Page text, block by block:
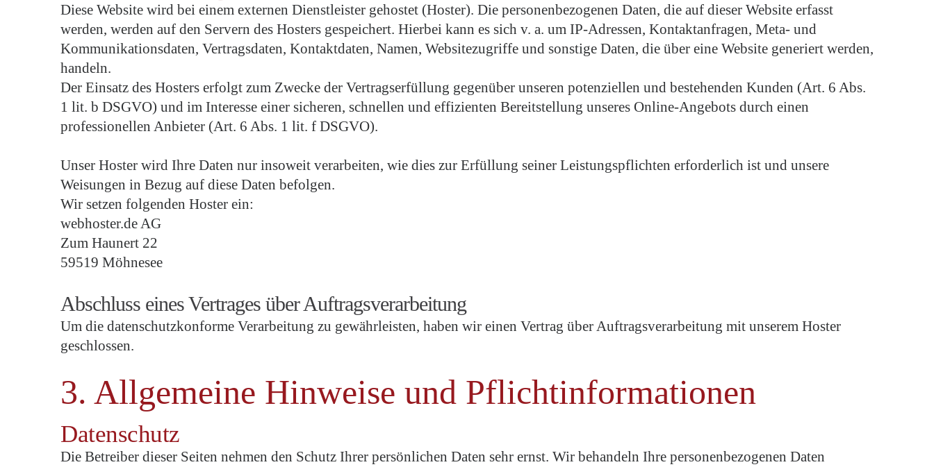
Diese Website wird bei einem externen Dienstleister gehostet (Hoster). Die personenbezogenen Daten, die auf dieser Website erfasst
werden, werden auf den Servern des Hosters gespeichert. Hierbei kann es sich v. a. um IP-Adressen, Kontaktanfragen, Meta- und
Kommunikationsdaten, Vertragsdaten, Kontaktdaten, Namen, Websitezugriffe und sonstige Daten, die über eine Website generiert werden,
handeln.
Der Einsatz des Hosters erfolgt zum Zwecke der Vertragserfüllung gegenüber unseren potenziellen und bestehenden Kunden (Art. 6 Abs.
1 lit. b DSGVO) und im Interesse einer sicheren, schnellen und effizienten Bereitstellung unseres Online-Angebots durch einen
professionellen Anbieter (Art. 6 Abs. 1 lit. f DSGVO).
Unser Hoster wird Ihre Daten nur insoweit verarbeiten, wie dies zur Erfüllung seiner Leistungspflichten erforderlich ist und unsere
Weisungen in Bezug auf diese Daten befolgen.
Wir setzen folgenden Hoster ein:
webhoster.de AG
Zum Haunert 22
59519 Möhnesee
Abschluss eines Vertrages über Auftragsverarbeitung
Um die datenschutzkonforme Verarbeitung zu gewährleisten, haben wir einen Vertrag über Auftragsverarbeitung mit unserem Hoster
geschlossen.
3. Allgemeine Hinweise und Pflicht­informationen
Datenschutz
Die Betreiber dieser Seiten nehmen den Schutz Ihrer persönlichen Daten sehr ernst. Wir behandeln Ihre personenbezogenen Daten